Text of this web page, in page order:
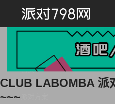
首页
CLUB LABOMBA 派
~~~